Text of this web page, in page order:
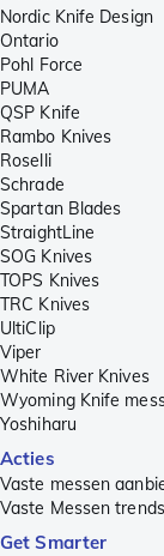
Nordic Knife Design
Ontario
Pohl Force
PUMA
QSP Knife
Rambo Knives
Roselli
Schrade
Spartan Blades
StraightLine
SOG Knives
TOPS Knives
TRC Knives
UltiClip
Viper
White River Knives
Wyoming Knife
Yoshiharu
Acties
Vaste messen
Vaste Messen
Get Smarter